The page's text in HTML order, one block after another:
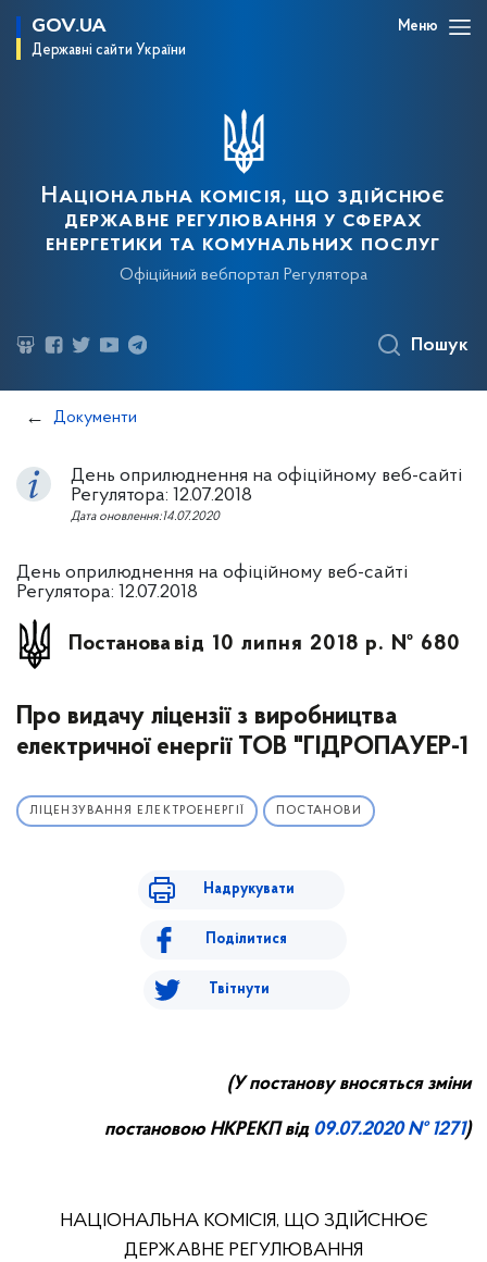
GOV.UA
Державні сайти України
Меню
Національна комісія, що здійснює
державне регулювання у сферах
енергетики та комунальних послуг
Офіційний вебпортал Регулятора
Пошук
Документи
День оприлюднення на офіційному веб-сайті
Регулятора: 12.07.2018
Дата оновлення:14.07.2020
День оприлюднення на офіційному веб-сайті
Регулятора: 12.07.2018
Постанова від 10 липня 2018 р. № 680
Про видачу ліцензії з виробництва
електричної енергії ТОВ "ГІДРОПАУЕР-1
ЛІЦЕНЗУВАННЯ ЕЛЕКТРОЕНЕРГІЇ ПОСТАНОВИ
Надрукувати
Поділитися
Твітнути
(У постанову вносяться зміни
постановою НКРЕКП від 09.07.2020№ 1271)
НАЦІОНАЛЬНА КОМІСІЯ, ЩО ЗДІЙСНЮЄ
ДЕРЖАВНЕ РЕГУЛЮВАННЯ